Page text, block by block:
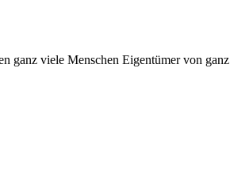
ganz viele Menschen Eigentümer von